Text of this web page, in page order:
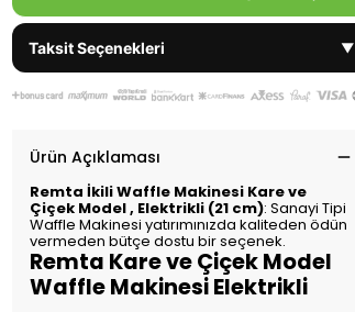
Taksit Seçenekleri ▼
Ürün Açıklaması
Remta İkili Waffle Makinesi Kare ve
Çiçek Model , Elektrikli (21 cm): Sanayi Tipi
Waffle Makinesi yatırımınızda kaliteden ödün
vermeden bütçe dostu bir seçenek.
Remta Kare ve Çiçek Model
Waffle Makinesi Elektrikli